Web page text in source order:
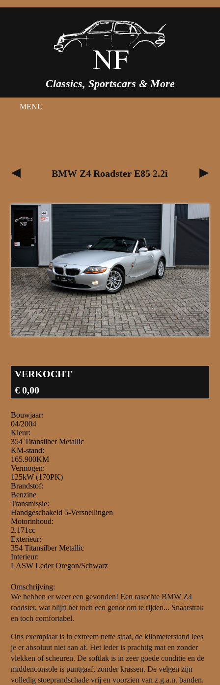
Classics, Sportscars & More
MENU
BMW Z4 Roadster E85 2.2i
VERKOCHT
€ 0,00
Bouwjaar:
04/2004
Kleur:
354 Titansilber Metallic
KM-stand:
165.900KM
Vermogen:
125kW (170PK)
Brandstof:
Benzine
Transmissie:
Handgeschakeld 5-Versnellingen
Motorinhoud:
2.171cc
Exterieur:
354 Titansilber Metallic
Interieur:
LASW Leder Oregon/Schwarz
Omschrijving:
We hebben er weer een gevonden! Een rasechte BMW Z4
roadster, wat blijft het toch een genot om te rijden... Snaarstrak
en toch comfortabel.
Ons exemplaar is in extreem nette staat, de kilometerstand lees
je er absoluut niet aan af. Het leder is prachtig mat en zonder
vlekken of scheuren. De softlak is in zeer goede conditie en de
middenconsole is puntgaaf, zonder krassen. De velgen zijn
volledig stoeprandschade vrij en voorzien van z.g.a.n. banden.